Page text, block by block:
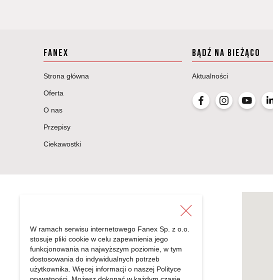
FANEX
Strona główna
Oferta
O nas
Przepisy
Ciekawostki
BĄDŹ NA BIEŻĄCO
Aktualności
FANEX Sp. z o.o.
Radonice 5a
05-870 Błonie
W ramach serwisu internetowego Fanex Sp. z o.o.
stosuje pliki cookie w celu zapewnienia jego
funkcjonowania na najwyższym poziomie, w tym
dostosowania do indywidualnych potrzeb
użytkownika. Więcej informacji o naszej Polityce